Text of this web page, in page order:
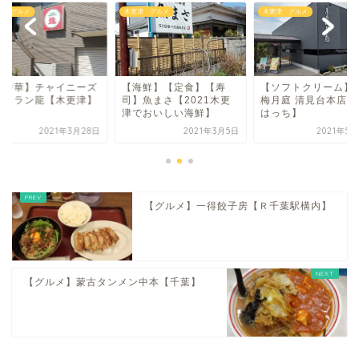
グルメ
中華】チャイニーズ
トラン龍【木更津】
2021年3月28日
木更津 グルメ
【海鮮】【定食】【寿
司】魚まさ【2021木更
津でおいしい海鮮】
2021年3月5日
木更津 グルメ
【ソフトクリーム】
梅月庭 清見台本店【
はっち】
2021年5
【グルメ】一得餃子房【Ｒ千葉駅構内】
【グルメ】蒙古タンメン中本【千葉】